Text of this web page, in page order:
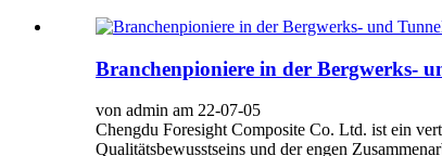
Branchenpioniere in der Bergwerks-
von admin am 22-07-05
Chengdu Foresight Composite Co. Ltd. ist ein
Qualitätsbewusstseins und der engen